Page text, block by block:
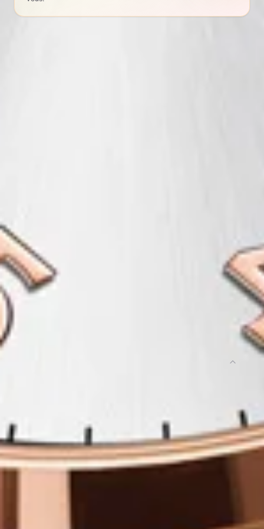
Questions fréquentes
supplémentaire pour vous. C'est ainsi que nous
gardons l'extension gratuite et les offres sélectionnées
à la main.